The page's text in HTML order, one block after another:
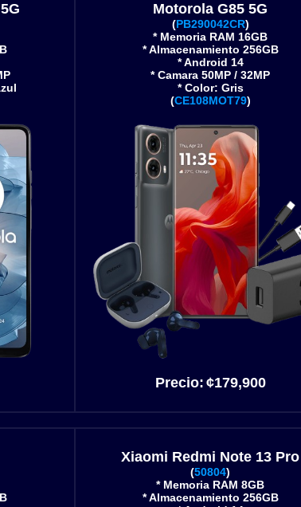
Motorola G85 5G
(PB290042CR)
* Memoria RAM 16GB
* Almacenamiento 256GB
* Android 14
* Camara 50MP / 32MP
* Color: Gris
(CE108MOT79)
Precio: ¢179,900
Xiaomi Redmi Note 13 Pro
(50804)
* Memoria RAM 8GB
* Almacenamiento 256GB